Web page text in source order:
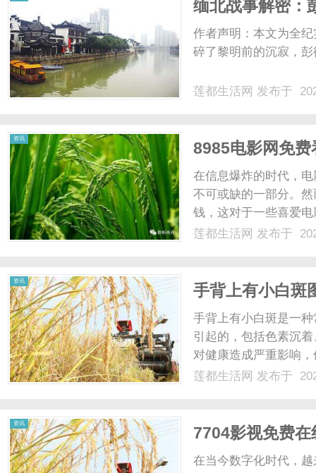
缅北战事解密：
诈骗”的旗号
作者声明：本文为全
碎了黎明前的沉寂，
莲都生活网 发布于
资讯
8985电影网免费
在信息爆炸的时代，
不可或缺的一部分。
钱，这对于一些喜爱
在有了8985电影网，
莲都生活网 发布于
资讯
手背上有小白斑
手背上有小白斑是一
引起的，包括色素沉
对健康造成严重影响
沉着是导致手背上出
莲都生活网 发布于
资讯
7704影视免费
在当今数字化时代，